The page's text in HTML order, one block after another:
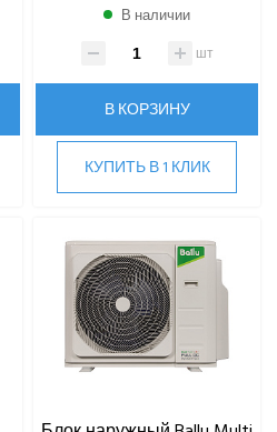
В наличии
шт
В КОРЗИНУ
КУПИТЬ В 1 КЛИК